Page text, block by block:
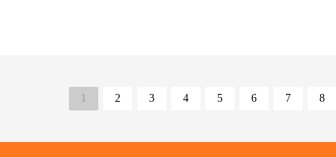
1 2 3 4 5 6 7 8